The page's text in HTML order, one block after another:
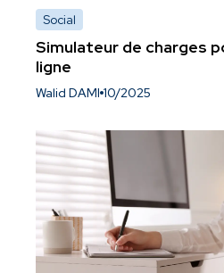
Social
Simulateur de charges
ligne
Walid DAMI 10/2025